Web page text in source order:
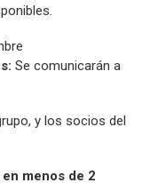
Se comunicarán a
y los socios del
menos de 2